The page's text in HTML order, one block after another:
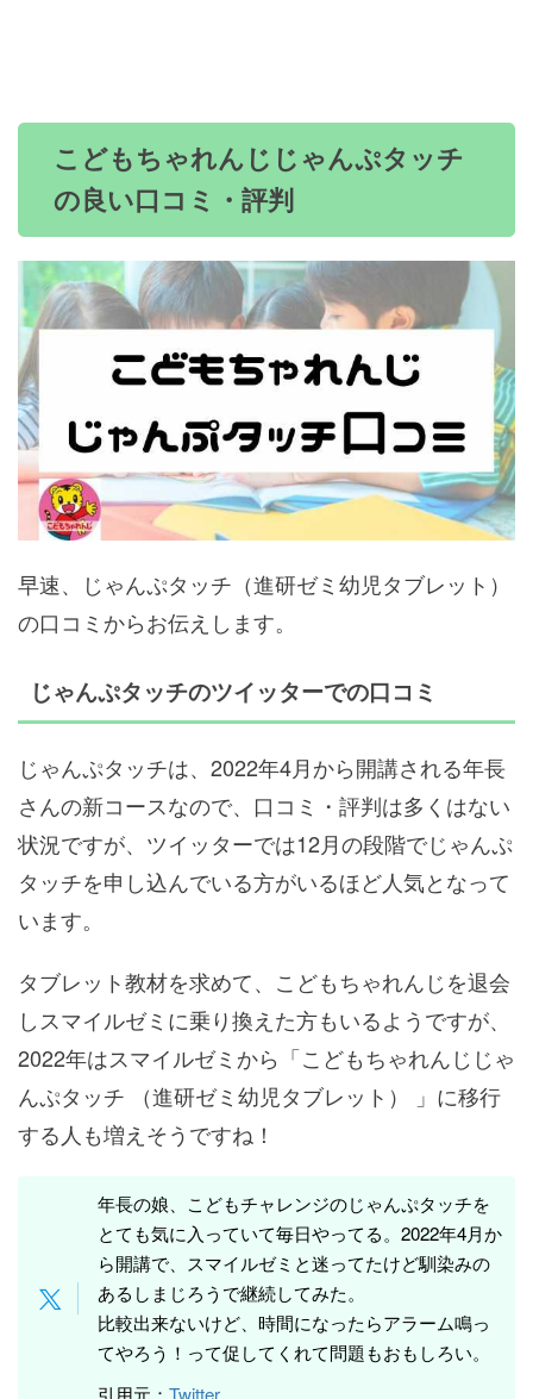
こどもちゃれんじじゃんぷタッチ
の良い口コミ・評判
早速、じゃんぷタッチ（進研ゼミ幼児タブレット）
の口コミからお伝えします。
じゃんぷタッチのツイッターでの口コミ
じゃんぷタッチは、2022年4月から開講される年長
さんの新コースなので、口コミ・評判は多くはない
状況ですが、ツイッターでは12月の段階でじゃんぷ
タッチを申し込んでいる方がいるほど人気となって
います。
タブレット教材を求めて、こどもちゃれんじを退会
しスマイルゼミに乗り換えた方もいるようですが、
2022年はスマイルゼミから「こどもちゃれんじじゃ
んぷタッチ （進研ゼミ幼児タブレット） 」に移行
する人も増えそうですね！
年長の娘、こどもチャレンジのじゃんぷタッチを
とても気に入っていて毎日やってる。2022年4月か
ら開講で、スマイルゼミと迷ってたけど馴染みの
あるしまじろうで継続してみた。
比較出来ないけど、時間になったらアラーム鳴っ
てやろう！って促してくれて問題もおもしろい。